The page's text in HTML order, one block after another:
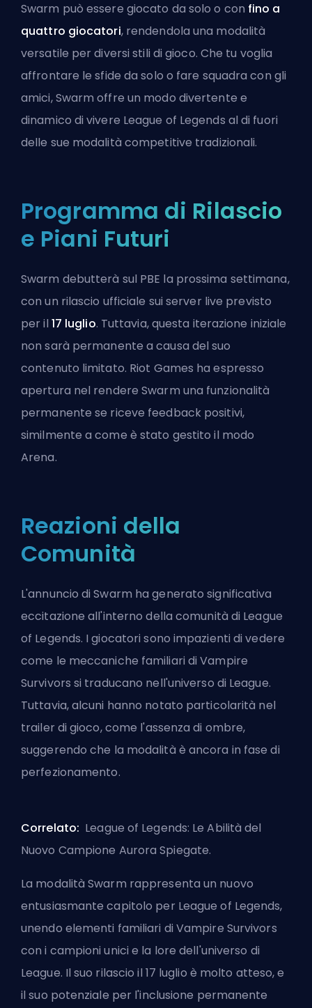
Swarm può essere giocato da solo o con fino a
quattro giocatori, rendendola una modalità
versatile per diversi stili di gioco. Che tu voglia
affrontare le sfide da solo o fare squadra con gli
amici, Swarm offre un modo divertente e
dinamico di vivere League of Legends al di fuori
delle sue modalità competitive tradizionali.
Programma di Rilascio
e Piani Futuri
Swarm debutterà sul PBE la prossima settimana,
con un rilascio ufficiale sui server live previsto
per il 17 luglio. Tuttavia, questa iterazione iniziale
non sarà permanente a causa del suo
contenuto limitato. Riot Games ha espresso
apertura nel rendere Swarm una funzionalità
permanente se riceve feedback positivi,
similmente a come è stato gestito il modo
Arena.
Reazioni della
Comunità
L'annuncio di Swarm ha generato significativa
eccitazione all'interno della comunità di League
of Legends. I giocatori sono impazienti di vedere
come le meccaniche familiari di Vampire
Survivors si traducano nell'universo di League.
Tuttavia, alcuni hanno notato particolarità nel
trailer di gioco, come l'assenza di ombre,
suggerendo che la modalità è ancora in fase di
perfezionamento.
Correlato: League of Legends: Le Abilità del
Nuovo Campione Aurora Spiegate.
La modalità Swarm rappresenta un nuovo
entusiasmante capitolo per League of Legends,
unendo elementi familiari di Vampire Survivors
con i campioni unici e la lore dell'universo di
League. Il suo rilascio il 17 luglio è molto atteso, e
il suo potenziale per l'inclusione permanente